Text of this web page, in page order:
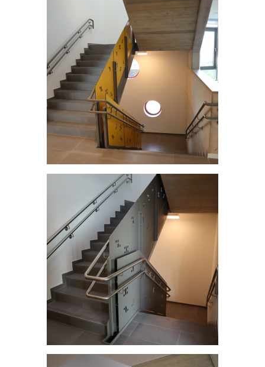
Centre scolaire et structure intégrative - Dahl
Centre scolaire et structure intégrative - Dahl